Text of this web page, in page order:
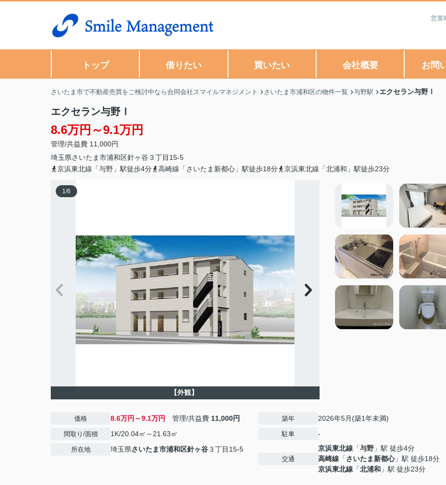
営業
トップ 借りたい 買いたい 会社概要 お問
さいたま市で不動産売買をご検討中なら合同会社スマイルマネジメント さいたま市浦和区の物件一覧 与野駅 エクセラン与野Ⅰ
エクセラン与野Ⅰ
8.6万円～9.1万円
管理/共益費 11,000円
埼玉県さいたま市浦和区針ヶ谷 ３丁目15-5
京浜東北線「与野」駅徒歩4分
高崎線「さいたま新都心」駅徒歩18分 京浜東北線「北浦和」駅徒歩23分
1/6
【外観】
価格 8.6万円～9.1万円 管理/共益費 11,000円
間取り/面積 1K/20.04㎡～21.63㎡
所在地 埼玉県さいたま市浦和区針ヶ谷３丁目15-5
築年 2026年5月(築1年未満)
駐車 -
交通
京浜東北線 「与野 」駅 徒歩4分
高崎線 「さいたま新都心」駅 徒歩18分
京浜東北線 「北浦和 」駅 徒歩23分